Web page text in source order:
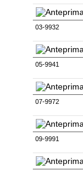
03-9932
05-9941
07-9972
09-9991